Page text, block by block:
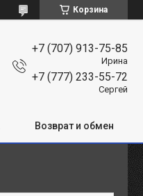
Корзина
+7 (707) 913-75-85
Ирина
+7 (777) 233-55-72
Сергей
Возврат и обмен